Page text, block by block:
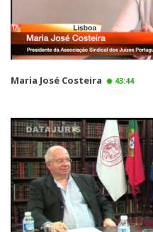
Maria José Costeira 43:44